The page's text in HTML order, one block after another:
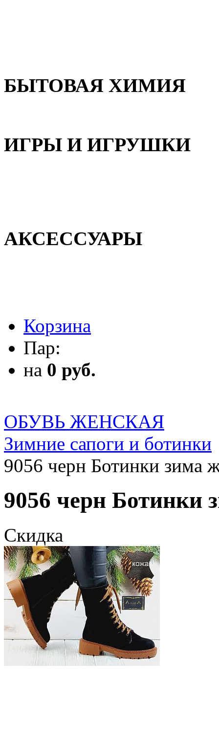
БЫТОВАЯ ХИМИЯ
ИГРЫ И ИГРУШКИ
АКСЕССУАРЫ
Корзина
Пар:
на 0 руб.
ОБУВЬ ЖЕНСКАЯ
Зимние сапоги и ботинки
9056 черн Ботинки зима
9056 черн Ботинки
Скидка